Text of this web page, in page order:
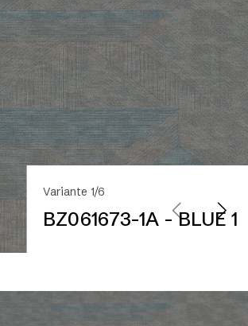
Variante 1/6
BZ061673-1A - BLUE 1